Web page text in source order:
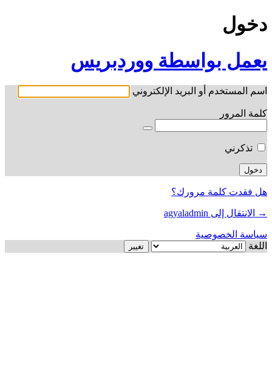
دخول
يعمل بواسطة ووردبريس
اسم المستخدم أو البريد الإلكتروني
كلمة المرور
تذكرني
هل فقدت كلمة مرورك؟
→ الانتقال إلى agyaladmin
سياسة الخصوصية
اللغة